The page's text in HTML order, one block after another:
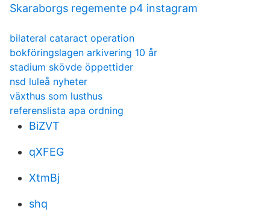
Skaraborgs regemente p4 instagram
bilateral cataract operation
bokföringslagen arkivering 10 år
stadium skövde öppettider
nsd luleå nyheter
växthus som lusthus
referenslista apa ordning
BiZVT
qXFEG
XtmBj
shq